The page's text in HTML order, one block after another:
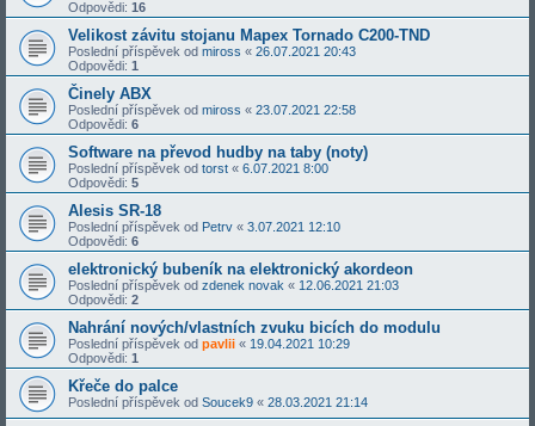
Odpovědi: 16
Velikost závitu stojanu Mapex Tornado C200-TND
Poslední příspěvek od miross « 26.07.2021 20:43
Odpovědi: 1
Činely ABX
Poslední příspěvek od miross « 23.07.2021 22:58
Odpovědi: 6
Software na převod hudby na taby (noty)
Poslední příspěvek od torst « 6.07.2021 8:00
Odpovědi: 5
Alesis SR-18
Poslední příspěvek od Petrv « 3.07.2021 12:10
Odpovědi: 6
elektronický bubeník na elektronický akordeon
Poslední příspěvek od zdenek novak « 12.06.2021 21:03
Odpovědi: 2
Nahrání nových/vlastních zvuku bicích do modulu
Poslední příspěvek od pavlii « 19.04.2021 10:29
Odpovědi: 1
Křeče do palce
Poslední příspěvek od Soucek9 « 28.03.2021 21:14